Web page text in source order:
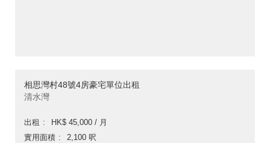
相思灣村48號4房豪宅單位出租
清水灣
出租
HK$ 45,000 / 月
實用面積
2,100 呎